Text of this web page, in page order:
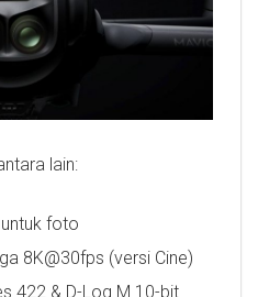
lain:
foto
8K@30fps (versi Cine)
422 & D-Log M 10-bit